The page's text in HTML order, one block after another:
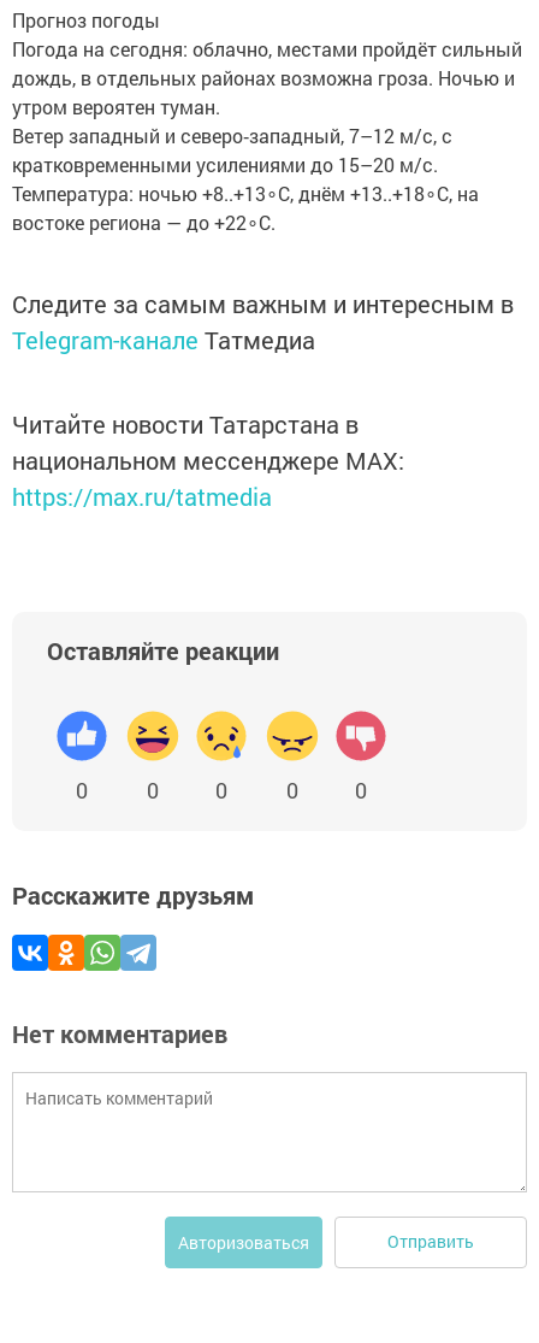
Прогноз погоды
Погода на сегодня: облачно, местами пройдёт сильный
дождь, в отдельных районах возможна гроза. Ночью и
утром вероятен туман.
Ветер западный и северо‑западный, 7–12 м/с, с
кратковременными усилениями до 15–20 м/с.
Температура: ночью +8..+13∘C, днём +13..+18∘C, на
востоке региона — до +22∘C.
Следите за самым важным и интересным в
Telegram-канале Татмедиа
Читайте новости Татарстана в
национальном мессенджере MАХ:
https://max.ru/tatmedia
Оставляйте реакции
0 0 0 0 0
Расскажите друзьям
Нет комментариев
Авторизоваться Отправить